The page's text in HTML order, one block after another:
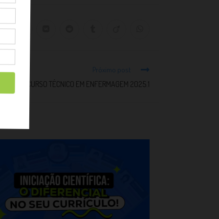
Próximo post
CURSO TÉCNICO EM ENFERMAGEM 2025.1